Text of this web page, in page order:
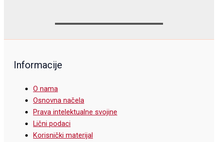
Informacije
O nama
Osnovna načela
Prava intelektualne svojine
Lični podaci
Korisnički materijal